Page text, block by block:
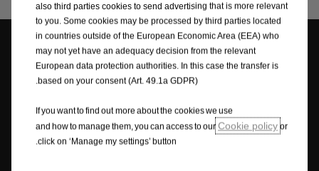
محدد الموزع طلب عرض سعر
اتصل بنا الكتيبات
also third parties cookies to send advertising that is more relevant
to you. Some cookies may be processed by third parties located
in countries outside of the European Economic Area (EEA) who
may not yet have an adequacy decision from the relevant
European data protection authorities. In this case the transfer is
based on your consent (Art. 49.1a GDPR).
If you want to find out more about the cookies we use
and how to manage them, you can access to our Cookie policy or
click on ‘Manage my settings’ button.